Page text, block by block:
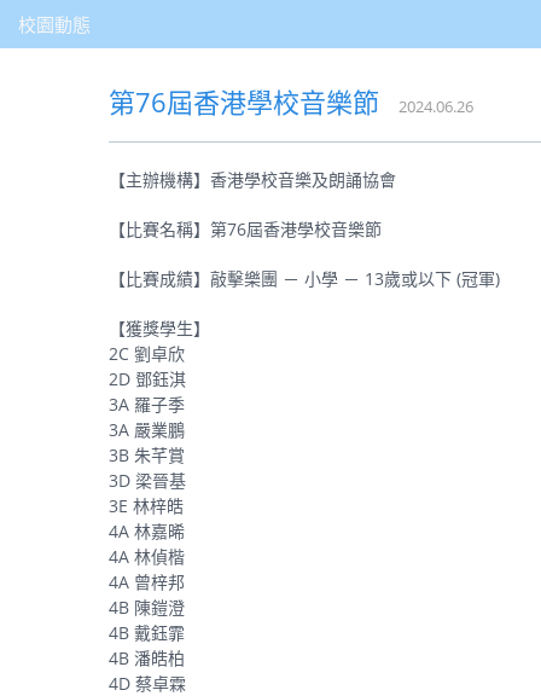
校園動態
第76屆香港學校音樂節 2024.06.26
【主辦機構】香港學校音樂及朗誦協會
【比賽名稱】第76屆香港學校音樂節
【比賽成績】敲擊樂團 － 小學 － 13歲或以下 (冠軍)
【獲獎學生】
2C 劉卓欣
2D 鄧鈺淇
3A 羅子季
3A 嚴業鵬
3B 朱芊賞
3D 梁晉基
3E 林梓皓
4A 林嘉晞
4A 林偵楷
4A 曾梓邦
4B 陳鎧澄
4B 戴鈺霏
4B 潘皓柏
4D 蔡卓霖